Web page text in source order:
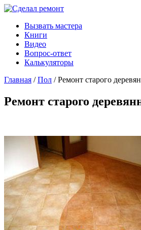
Вызвать мастера
Книги
Видео
Вопрос-ответ
Калькуляторы
Главная /Пол / Ремонт старого
Ремонт старого